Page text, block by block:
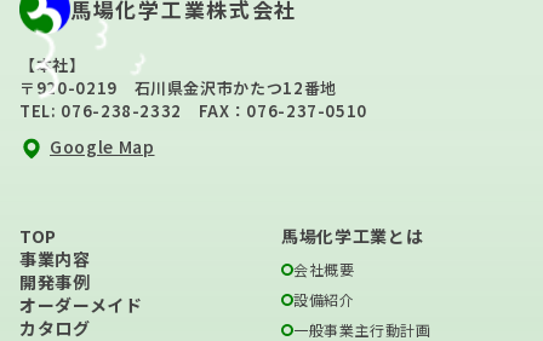
馬場化学工業株式会社
【本社】
〒920-0219 石川県金沢市かたつ12番地
TEL: 076-238-2332 FAX：076-237-0510
Google Map
TOP
事業内容
開発事例
オーダーメイド
カタログ
馬場化学工業とは
会社概要
設備紹介
一般事業主行動計画